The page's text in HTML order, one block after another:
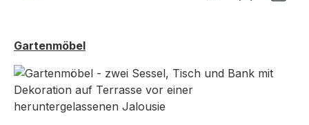
Gartenmöbel